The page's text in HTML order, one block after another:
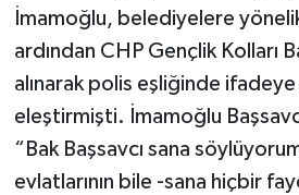
İmamoğlu, belediyelere
ardından CHP Gençlik Kolları
alınarak polis eşliğinde
eleştirmişti. İmamoğlu
“Bak Başsavcı sana
evlatlarının bile -sana hiçbir